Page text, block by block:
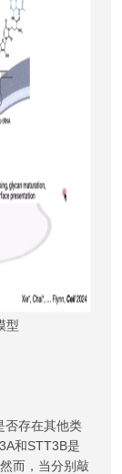
型
否存在其他类
和STT3B是
而，当分别敲